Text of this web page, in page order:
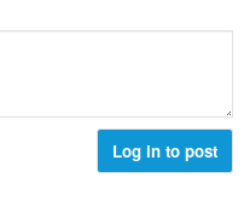
Log in to post